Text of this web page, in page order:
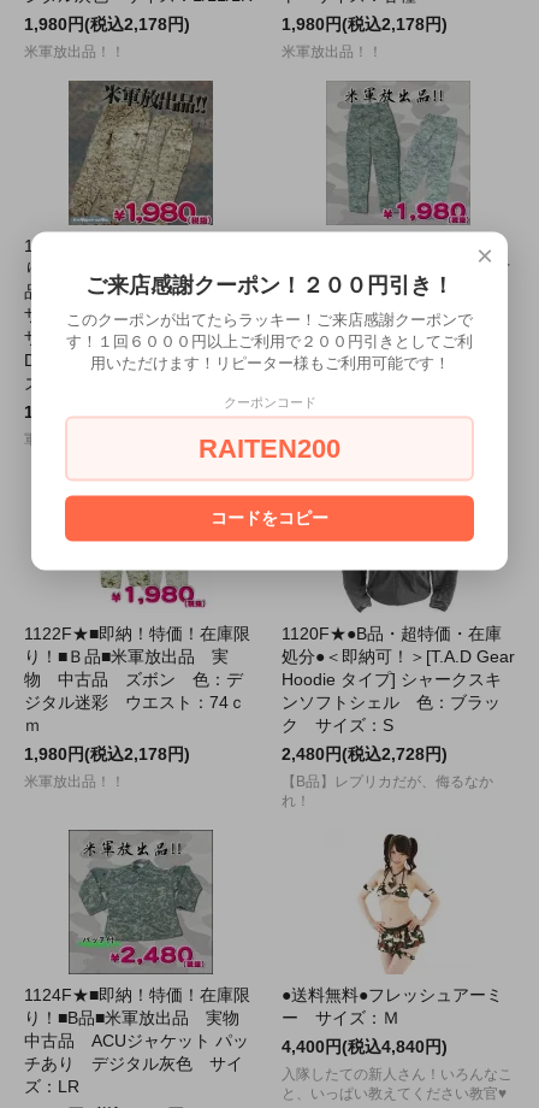
1,980円(税込2,178円)
米軍放出品！！
1,980円(税込2,178円)
米軍放出品！！
1153B★■即納！特価！在庫限
り！■米軍放出品 実物 中古
品 ズボン パンツ トラウ
ザー 色：デジタル迷彩 デ
ザートマーパット MCCUU
DESERT MARPAT サイ
ズ：SS～LS
1,980円(税込2,178円)
軍用実物の迷彩服を特別価格で！
1150B★■即納！特価！在庫限
り！■米軍放出品 実物 中古
品 空軍迷彩 ズボン サイ
ズ：32R/34R
1,980円(税込2,178円)
米軍放出品！！
1122F★■即納！特価！在庫限
り！■Ｂ品■米軍放出品 実
物 中古品 ズボン 色：デ
ジタル迷彩 ウエスト：74ｃ
ｍ
1,980円(税込2,178円)
米軍放出品！！
1120F★●B品・超特価・在庫
処分●＜即納可！＞[T.A.D Gear
Hoodie タイプ] シャークスキ
ンソフトシェル 色：ブラッ
ク サイズ：S
2,480円(税込2,728円)
【B品】レプリカだが、侮るなか
れ！
1124F★■即納！特価！在庫限
り！■B品■米軍放出品 実物
中古品 ACUジャケット パッ
チあり デジタル灰色 サイ
ズ：LR
●送料無料●フレッシュアーミ
ー サイズ：Ｍ
4,400円(税込4,840円)
入隊したての新人さん！いろんなこ
と、いっぱい教えてください教官♥
×
ご来店感謝クーポン！２００円引き！
このクーポンが出てたらラッキー！ご来店感謝クーポンで
す！１回６０００円以上ご利用で２００円引きとしてご利
用いただけます！リピーター様もご利用可能です！
クーポンコード
RAITEN200
コードをコピー